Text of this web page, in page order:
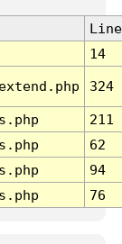
Line
14
324
211
62
94
76